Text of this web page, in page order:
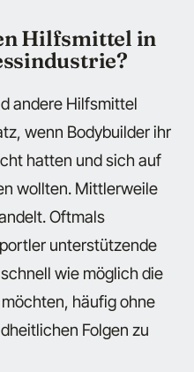
Hilfsmittel in
andere Hilfsmittel
wenn Bodybuilder ihr
hatten und sich auf
wollten. Mittlerweile
Oftmals
unterstützende
wie möglich die
häufig ohne
Folgen zu